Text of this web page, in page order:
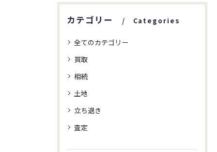
カテゴリー Categories
全てのカテゴリー
買取
相続
土地
立ち退き
査定